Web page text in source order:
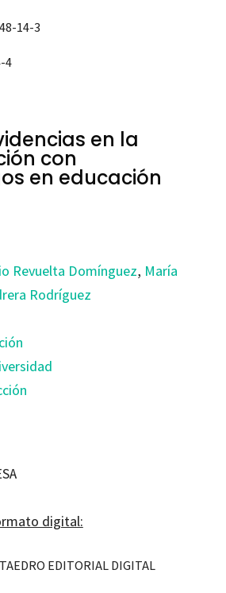
14-3
4
en la
con
en educación
Revuelta Domínguez, María
Rodríguez
digital:
EDITORIAL DIGITAL